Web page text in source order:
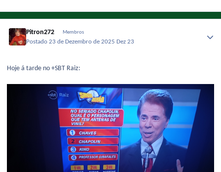
Pitron272 Membros
Postado23 de Dezembro de 2025 Dez 23
Hoje á tarde no +SBT Raiz: